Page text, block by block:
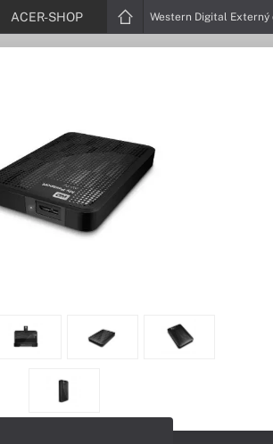
ACER-SHOP Western Digital Externý